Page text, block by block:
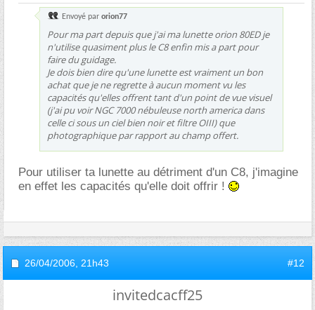
Envoyé par orion77
Pour ma part depuis que j'ai ma lunette orion 80ED je
n'utilise quasiment plus le C8 enfin mis a part pour
faire du guidage.
Je dois bien dire qu'une lunette est vraiment un bon
achat que je ne regrette à aucun moment vu les
capacités qu'elles offrent tant d'un point de vue visuel
(j'ai pu voir NGC 7000 nébuleuse north america dans
celle ci sous un ciel bien noir et filtre OIII) que
photographique par rapport au champ offert.
Pour utiliser ta lunette au détriment d'un C8, j'imagine
en effet les capacités qu'elle doit offrir !
26/04/2006, 21h43 #12
invitedcacff25